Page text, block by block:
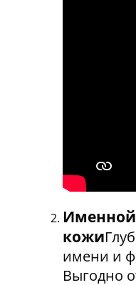
Именной
кожи
имени и
Выгодно